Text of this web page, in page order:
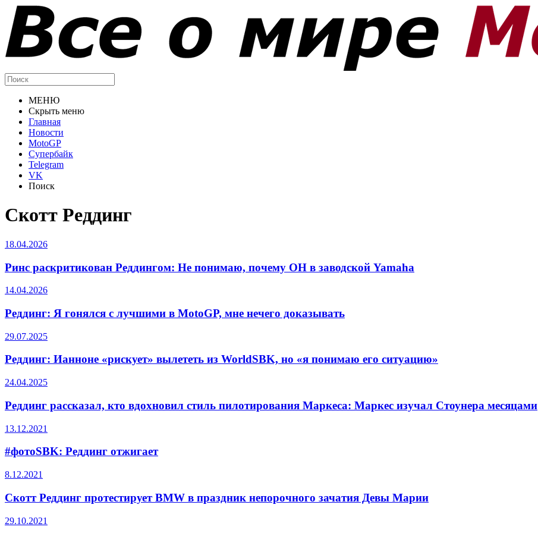
МЕНЮ
Скрыть меню
Главная
Новости
MotoGP
Супербайк
Telegram
VK
Поиск
Скотт Реддинг
18.04.2026
Ринс раскритикован Реддингом: Не понимаю, почему ОН в заводской Yamaha
14.04.2026
Реддинг: Я гонялся с лучшими в MotoGP, мне нечего доказывать
29.07.2025
Реддинг: Ианноне «рискует» вылететь из WorldSBK, но «я понимаю его ситуацию»
24.04.2025
Реддинг рассказал, кто вдохновил стиль пилотирования Маркеса: Маркес изучал Стоунера месяцами
13.12.2021
#фотоSBK: Реддинг отжигает
8.12.2021
Скотт Реддинг протестирует BMW в праздник непорочного зачатия Девы Марии
29.10.2021